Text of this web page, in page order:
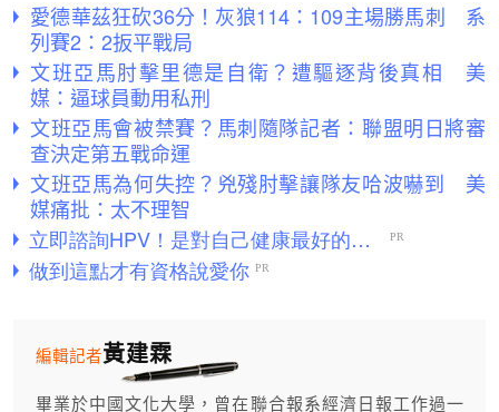
愛德華茲狂砍36分！灰狼114：109主場勝馬刺 系
列賽2：2扳平戰局
文班亞馬肘擊里德是自衛？遭驅逐背後真相 美
媒：逼球員動用私刑
文班亞馬會被禁賽？馬刺隨隊記者：聯盟明日將審
查決定第五戰命運
文班亞馬為何失控？兇殘肘擊讓隊友哈波嚇到 美
媒痛批：太不理智
黃建霖
編輯記者
畢業於中國文化大學，曾在聯合報系經濟日報工作過一